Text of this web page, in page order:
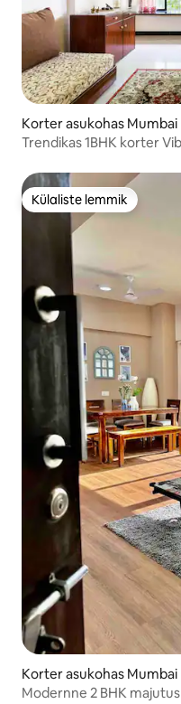
Korter asukohas Mumbai
Külaliste lemmik
Külaliste lemmik
Korter asukohas Mumbai
Modernne 2 BHK